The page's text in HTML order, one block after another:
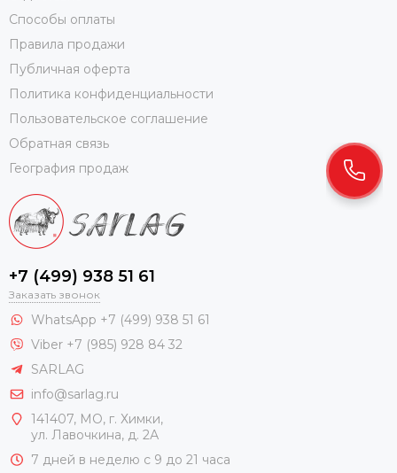
Способы оплаты
Правила продажи
Публичная оферта
Политика конфиденциальности
Пользовательское соглашение
Обратная связь
География продаж
+7 (499) 938 51 61
Заказать звонок
WhatsApp +7 (499) 938 51 61
Viber +7 (985) 928 84 32
SARLAG
info@sarlag.ru
141407, МО, г. Химки,
ул. Лавочкина, д. 2А
7 дней в неделю с 9 до 21 часа